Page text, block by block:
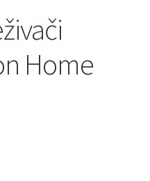
Home